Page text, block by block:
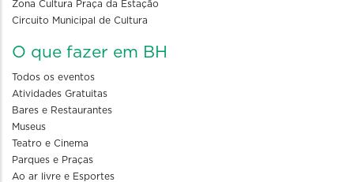
Zona Cultura Praça da Estação
Circuito Municipal de Cultura
O que fazer em BH
Todos os eventos
Atividades Gratuitas
Bares e Restaurantes
Museus
Teatro e Cinema
Parques e Praças
Ao ar livre e Esportes